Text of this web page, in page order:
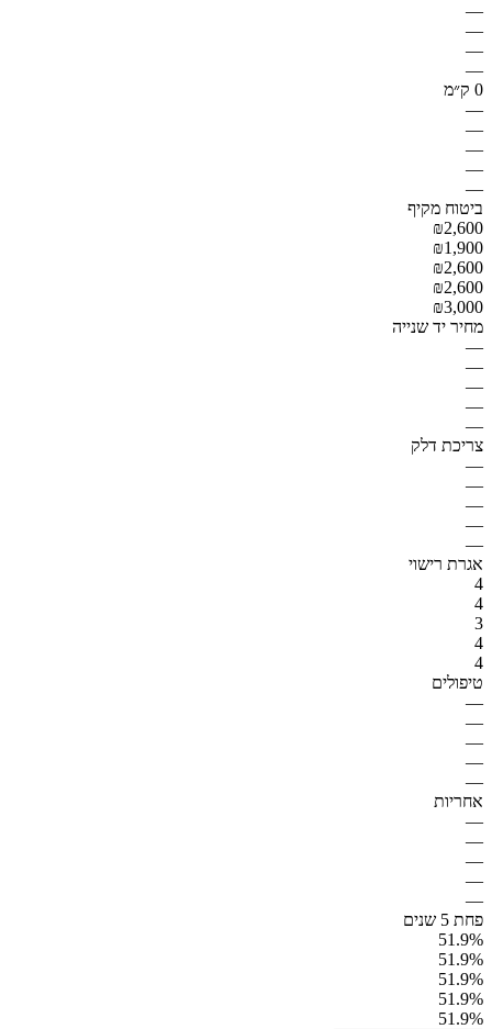
—
—
—
—
0 ק״מ
—
—
—
—
—
ביטוח מקיף
₪2,600
₪1,900
₪2,600
₪2,600
₪3,000
מחיר יד שנייה
—
—
—
—
—
צריכת דלק
—
—
—
—
—
אגרת רישוי
4
4
3
4
4
טיפולים
—
—
—
—
—
אחריות
—
—
—
—
—
פחת 5 שנים
51.9%
51.9%
51.9%
51.9%
51.9%